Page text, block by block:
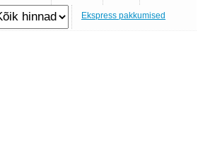
Ekspress pakkumised